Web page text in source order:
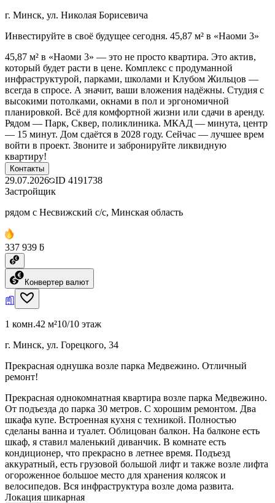
г. Минск, ул. Николая Борисевича
Инвестируйте в своё будущее сегодня. 45,87 м² в «Наоми 3»
45,87 м² в «Наоми 3» — это не просто квартира. Это актив,
который будет расти в цене. Комплекс с продуманной
инфраструктурой, парками, школами и Клубом Жильцов —
всегда в спросе. А значит, ваши вложения надёжны. Студия с
высокими потолками, окнами в пол и эргономичной
планировкой. Всё для комфортной жизни или сдачи в аренду.
Рядом — Парк, Сквер, поликлиника. МКАД — минута, центр
— 15 минут. Дом сдаётся в 2028 году. Сейчас — лучшее врем
войти в проект. Звоните и забронируйте ликвидную
квартиру!
Контакты
29.07.2026 ID 4191738
Застройщик
рядом с Несвижский с/с, Минская область
337 939 ƃ
Конвертер валют
1 комн.42 м²10/10 этаж
г. Минск, ул. Горецкого, 34
Прекрасная однушка возле парка Медвежино. Отличный
ремонт!
Прекрасная однокомнатная квартира возле парка Медвежино.
От подъезда до парка 30 метров. С хорошим ремонтом. Два
шкафа купе. Встроенная кухня с техникой. Полностью
сделаны ванна и туалет. Облицован балкон. На балконе есть
шкаф, я ставил маленький диванчик. В комнате есть
кондиционер, что прекрасно в летнее время. Подъезд
аккуратный, есть грузовой большой лифт и также возле лифта
огороженное большое место для хранения колясок и
велосипедов. Вся инфраструктура возле дома развита.
Локация шикарная